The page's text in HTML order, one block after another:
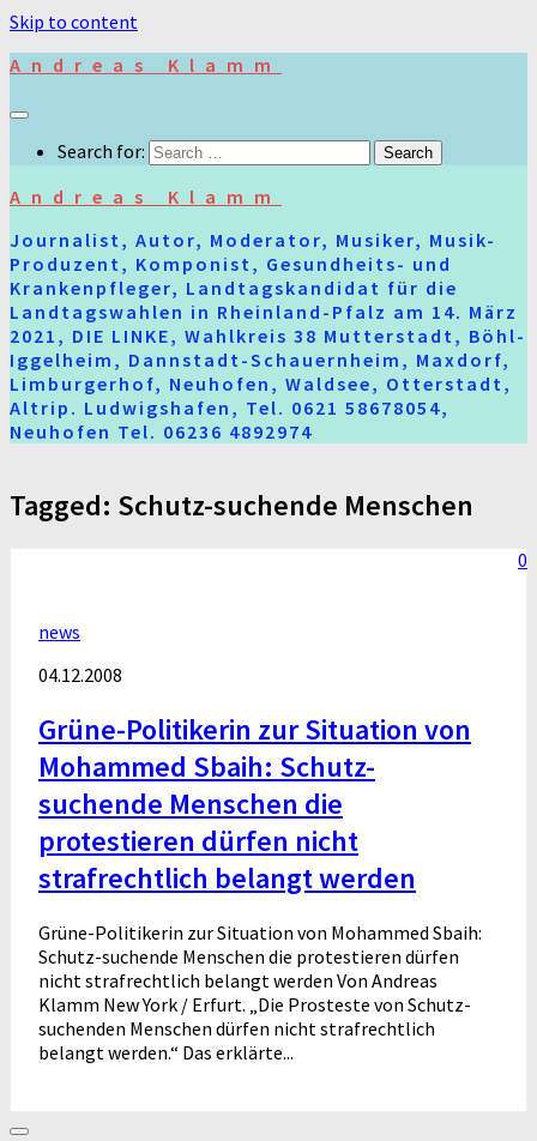
Skip to content
Andreas Klamm
Search for:
Andreas Klamm
Journalist, Autor, Moderator, Musiker, Musik-
Produzent, Komponist, Gesundheits- und
Krankenpfleger, Landtagskandidat für die
Landtagswahlen in Rheinland-Pfalz am 14. März
2021, DIE LINKE, Wahlkreis 38 Mutterstadt, Böhl-
Iggelheim, Dannstadt-Schauernheim, Maxdorf,
Limburgerhof, Neuhofen, Waldsee, Otterstadt,
Altrip. Ludwigshafen, Tel. 0621 58678054,
Neuhofen Tel. 06236 4892974
Tagged: Schutz-suchende Menschen
0
news
04.12.2008
Grüne-Politikerin zur Situation von
Mohammed Sbaih: Schutz-
suchende Menschen die
protestieren dürfen nicht
strafrechtlich belangt werden
Grüne-Politikerin zur Situation von Mohammed Sbaih:
Schutz-suchende Menschen die protestieren dürfen
nicht strafrechtlich belangt werden Von Andreas
Klamm New York / Erfurt. „Die Prosteste von Schutz-
suchenden Menschen dürfen nicht strafrechtlich
belangt werden.“ Das erklärte...